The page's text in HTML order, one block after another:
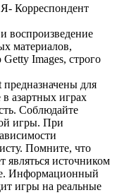
Корреспондент
воспроизведение
материалов,
Images, строго
для
азартных играх
Соблюдайте
игры. При
Помните, что
являться источником
Информационный
игры на реальные